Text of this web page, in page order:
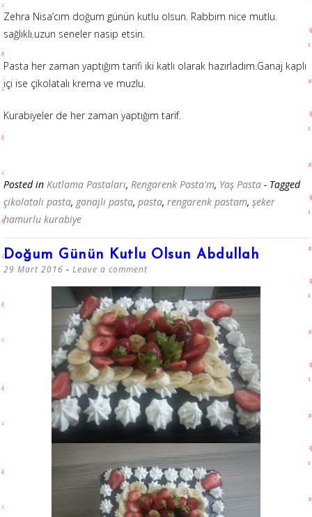
Zehra Nisa’cım doğum günün kutlu olsun. Rabbim nice mutlu.
sağlıklı.uzun seneler nasip etsin.
Pasta her zaman yaptığım tarifi iki katlı olarak hazırladım.Ganaj kaplı
içi ise çikolatalı krema ve muzlu.
Kurabiyeler de her zaman yaptığım tarif.
Posted in Kutlama Pastaları, Rengarenk Pasta'm, Yaş Pasta - Tagged
çikolatalı pasta, ganajlı pasta, pasta, rengarenk pastam, şeker
hamurlu kurabiye
Doğum Günün Kutlu Olsun Abdullah
29 Mart 2016 Leave a comment